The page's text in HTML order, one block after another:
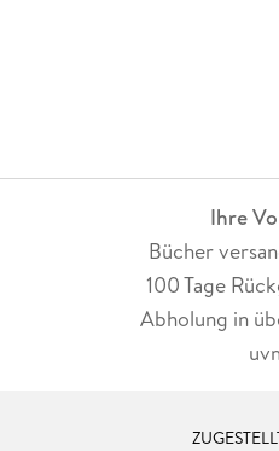
Ihre
Bücher
100 Tage
Abholung in